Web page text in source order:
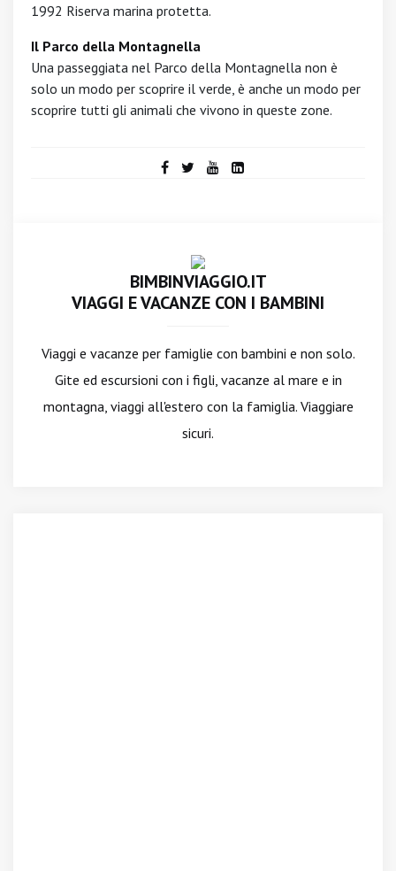
1992 Riserva marina protetta.
Il Parco della Montagnella
Una passeggiata nel Parco della Montagnella non è
solo un modo per scoprire il verde, è anche un modo per
scoprire tutti gli animali che vivono in queste zone.
BIMBINVIAGGIO.IT
VIAGGI E VACANZE CON I BAMBINI
Viaggi e vacanze per famiglie con bambini e non solo.
Gite ed escursioni con i figli, vacanze al mare e in
montagna, viaggi all'estero con la famiglia. Viaggiare
sicuri.